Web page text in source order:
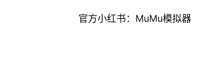
官方小红书：MuMu模拟器